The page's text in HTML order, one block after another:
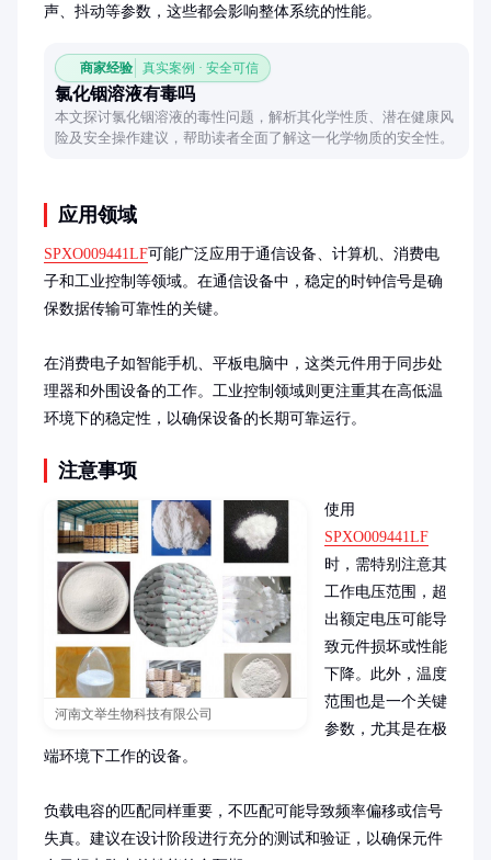
声、抖动等参数，这些都会影响整体系统的性能。
商家经验 真实案例 · 安全可信
氯化铟溶液有毒吗
本文探讨氯化铟溶液的毒性问题，解析其化学性质、潜在健康风
险及安全操作建议，帮助读者全面了解这一化学物质的安全性。
应用领域
SPXO009441LF可能广泛应用于通信设备、计算机、消费电
子和工业控制等领域。在通信设备中，稳定的时钟信号是确
保数据传输可靠性的关键。
在消费电子如智能手机、平板电脑中，这类元件用于同步处
理器和外围设备的工作。工业控制领域则更注重其在高低温
环境下的稳定性，以确保设备的长期可靠运行。
注意事项
河南文举生物科技有限公司
使用
SPXO009441LF
时，需特别注意其
工作电压范围，超
出额定电压可能导
致元件损坏或性能
下降。此外，温度
范围也是一个关键
参数，尤其是在极
端环境下工作的设备。
负载电容的匹配同样重要，不匹配可能导致频率偏移或信号
失真。建议在设计阶段进行充分的测试和验证，以确保元件